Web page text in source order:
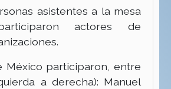
asistentes a la mesa
actores de
México participaron, entre
a derecha): Manuel